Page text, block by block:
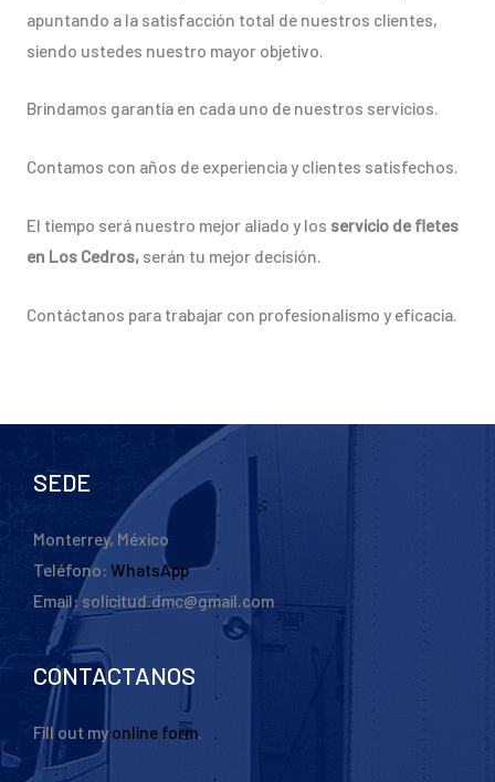
apuntando a la satisfacción total de nuestros clientes,
siendo ustedes nuestro mayor objetivo.
Brindamos garantía en cada uno de nuestros servicios.
Contamos con años de experiencia y clientes satisfechos.
El tiempo será nuestro mejor aliado y los servicio de fletes
en Los Cedros, serán tu mejor decisión.
Contáctanos para trabajar con profesionalismo y eficacia.
SEDE
Monterrey, México
Teléfono: WhatsApp
Email: solicitud.dmc@gmail.com
CONTACTANOS
Fill out my online form.